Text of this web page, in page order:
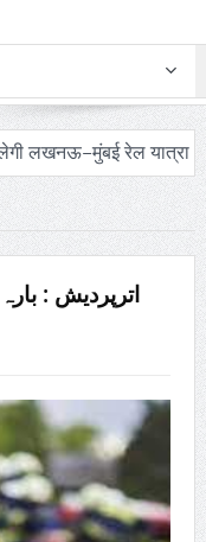
रेल यात्रा की तस्वीर?
اترپردیش :